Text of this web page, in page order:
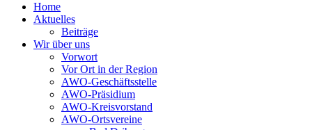
Home
Aktuelles
Beiträge
Wir über uns
Vorwort
Vor Ort in der Region
AWO-Geschäftsstelle
AWO-Präsidium
AWO-Kreisvorstand
AWO-Ortsvereine